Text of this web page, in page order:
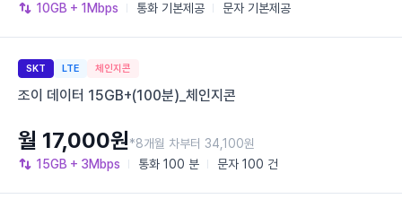
10GB + 1Mbps 통화 기본제공 문자 기본제공
SKT LTE 체인지콘
조이 데이터 15GB+(100분)_체인지콘
15GB + 3Mbps 통화 100 분 문자 100 건
월 17,000원*8개월 차부터 34,100원